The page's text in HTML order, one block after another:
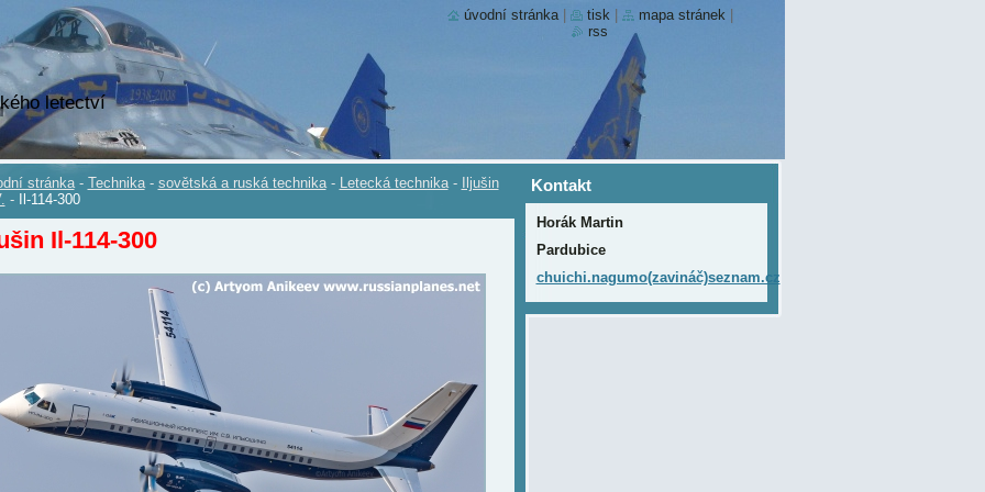
letectví
stránka - Technika - sovětská a ruská technika - Letecká technika -
Iljušin
- Il-114-300
Il-114-300
Kontakt
Horák Martin
Pardubice
chuichi.nagumo(zavináč)seznam.cz
úvodní stránka tisk mapa stránek
rss